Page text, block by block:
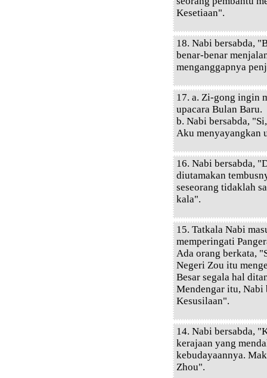
Kesetiaan".
18. Nabi bersabda,
benar-benar
menganggapnya
17. a. Zi-gong ingin
upacara Bulan Baru.
b. Nabi bersabda,
Aku menyayangkan
16. Nabi bersabda,
diutamakan
seseorang tidaklah
kala".
15. Tatkala Nabi
memperingati
Ada orang berkata,
Negeri Zou itu
Besar segala hal
Mendengar itu, Nabi
Kesusilaan".
14. Nabi bersabda,
kerajaan yang
kebudayaannya.
Zhou".